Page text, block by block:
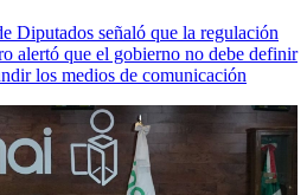
Diputados señaló que la regulación
alertó que el gobierno no debe definir
los medios de comunicación